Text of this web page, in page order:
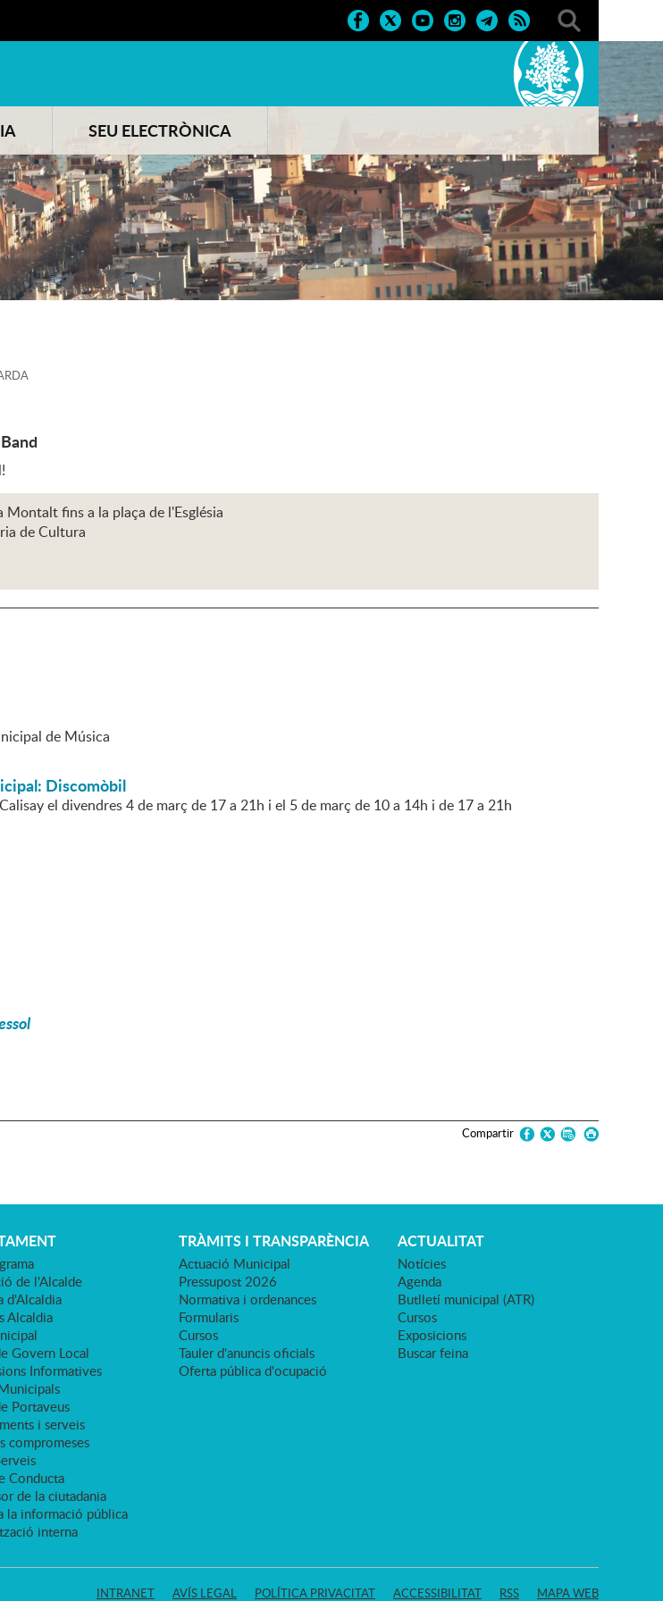
SEU ELECTRÒNICA
Montalt fins a la plaça de l'Església
de Cultura
de Música
Discomòbil
el divendres 4 de març de 17 a 21h i el 5 de març de 10 a 14h i de 17 a 21h
Compartir
de l'Alcalde
d'Alcaldia
Alcaldia
Govern Local
Informatives
Portaveus
i serveis
compromeses
Conducta
de la ciutadania
la informació pública
interna
TRÀMITS I TRANSPARÈNCIA
Actuació Municipal
Pressupost 2026
Normativa i ordenances
Formularis
Cursos
Tauler d'anuncis oficials
Oferta pública d'ocupació
ACTUALITAT
Notícies
Agenda
Butlletí municipal (ATR)
Cursos
Exposicions
Buscar feina
INTRANET AVÍS LEGAL POLÍTICA PRIVACITAT ACCESSIBILITAT RSS
MAPA WEB